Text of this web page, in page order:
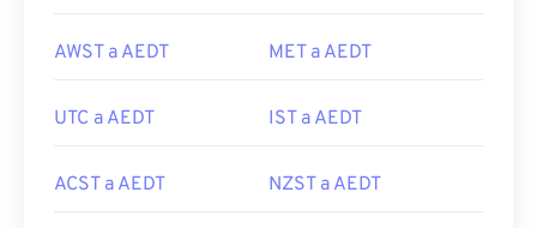
AWST a AEDT MET a AEDT
UTC a AEDT IST a AEDT
ACST a AEDT NZST a AEDT